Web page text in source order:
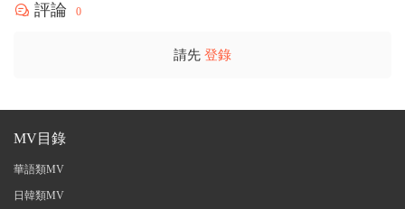
評論 0
請先 登錄
MV目錄
華語類MV
日韓類MV